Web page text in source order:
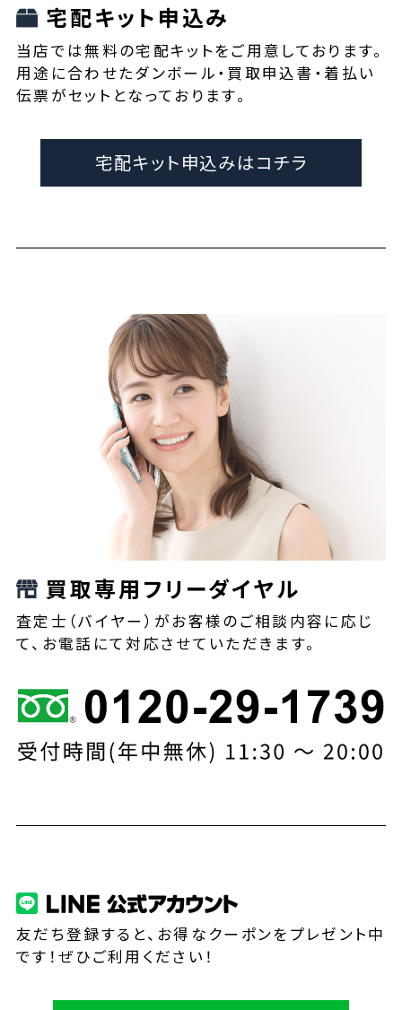
宅配キット申込み
当店では無料の宅配キットをご用意しております。
用途に合わせたダンボール・買取申込書・着払い
伝票がセットとなっております。
宅配キット申込みはコチラ
買取専用フリーダイヤル
査定士（バイヤー）がお客様のご相談内容に応じ
て、お電話にて対応させていただきます。
友だち登録すると、お得なクーポンをプレゼント中
です！ぜひご利用ください！